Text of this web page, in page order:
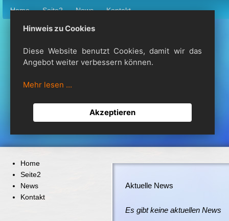
Home Seite2 News Kontakt
firlefanz
Mein Website Slogan
Home
Seite2
News
Kontakt
Aktuelle News
Es gibt keine aktuellen News
Hinweis zu Cookies
Diese Website benutzt Cookies, damit wir das
Angebot weiter verbessern können.
Mehr lesen ...
Akzeptieren